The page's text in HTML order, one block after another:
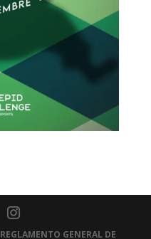
REGLAMENTO GENERAL DE